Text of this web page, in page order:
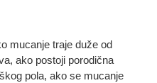
mucanje traje duže od
ako postoji porodična
pola, ako se mucanje